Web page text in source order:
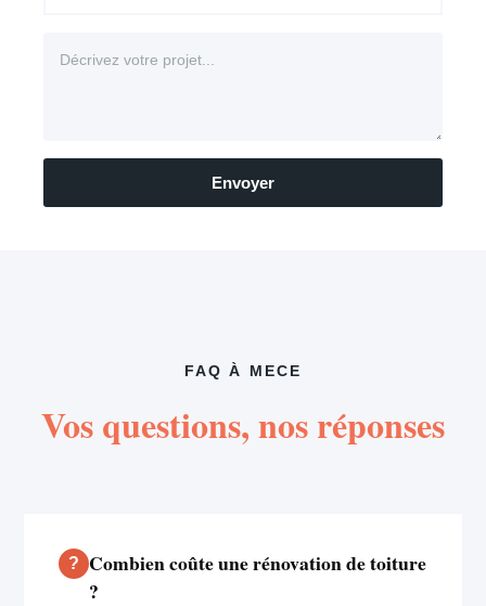
Envoyer
FAQ À MECE
Vos questions, nos réponses
Combien coûte une rénovation de toiture
?